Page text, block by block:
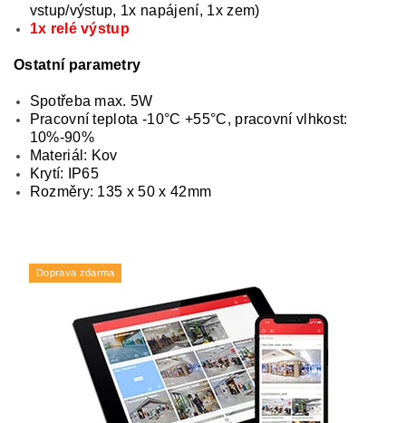
vstup/výstup, 1x napájení, 1x zem)
1x relé výstup
Ostatní parametry
Spotřeba max. 5W
Pracovní teplota -10°C +55°C, pracovní vlhkost:
10%-90%
Materiál: Kov
Krytí: IP65
Rozměry: 135 x 50 x 42mm
Doprava zdarma